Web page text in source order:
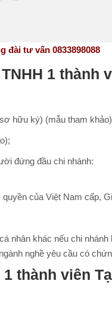
vấn 0833898088
1 thành
hữu ký) (mẫu tham
đứng đầu chi nhánh:
của Việt Nam cấp,
nhân khác nếu chi nhánh
nghề yêu cầu có
1 thành viên